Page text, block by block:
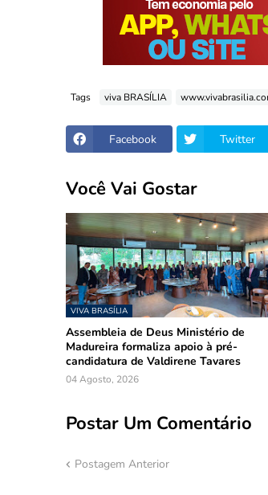
Tags viva BRASÍLIA
Facebook Twitter
Você Vai Gostar
VIVA BRASÍLIA
Assembleia de Deus Ministério de
Madureira formaliza apoio à pré-
candidatura de Valdirene Tavares
04 Agosto, 2026
Postar Um Comentário
Postagem Anterior